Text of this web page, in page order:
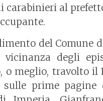
carabinieri al
del Comune
vicinanza degli
meglio, travolto il
prime pagine